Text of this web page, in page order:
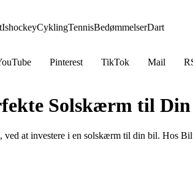
IshockeyCyklingTennisBedømmelserDart
Pinterest TikTok Mail
Solskærm til
ved at investere i en solskærm til din bil. Hos